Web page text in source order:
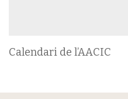
Calendari de l’AACIC